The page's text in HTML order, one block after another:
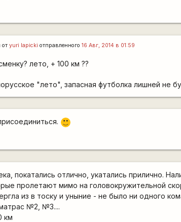
отyuri lapicki отправленного16 Авг, 2014 в 01:59
лето, + 100 км ??
"лето", запасная футболка лишней не
:)
покатались отлично, укатались прилично.
пролетают мимо на головокружительной
из в тоску и уныние - не было ни одного
№2, №3....
км